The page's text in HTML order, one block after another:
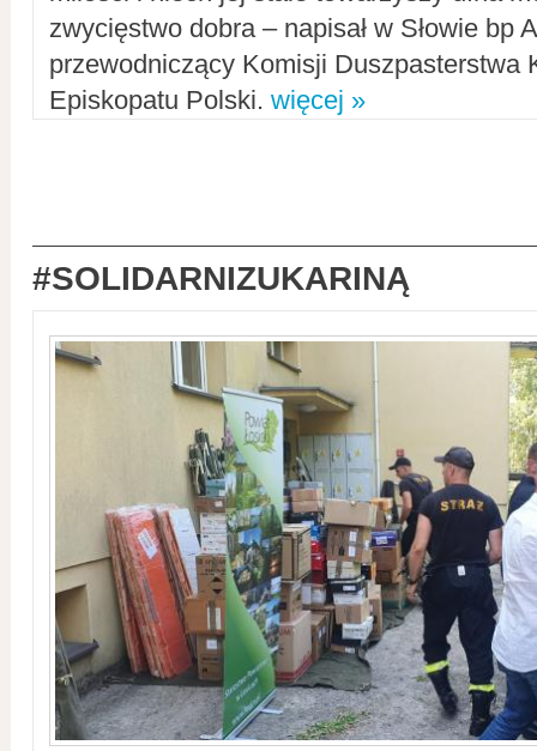
zwycięstwo dobra – napisał w Słowie bp
przewodniczący Komisji Duszpasterstwa
Episkopatu Polski. więcej »
#SOLIDARNIZUKARINĄ